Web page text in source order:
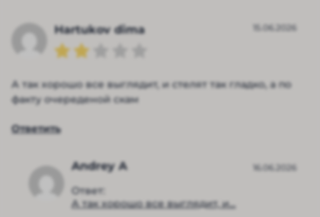
Hartukov dima 15.06.2026
А так хорошо все выглядит, и стелят так гладко, а по
факту очереденой скам
Ответить
Andrey A
Ответ:
А так хорошо все выглядит, и...
16.06.2026